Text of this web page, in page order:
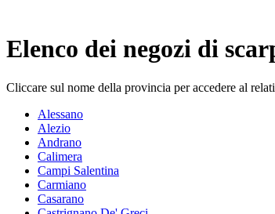
Elenco dei negozi di
Cliccare sul nome della provincia per accedere al
Alessano
Alezio
Andrano
Calimera
Campi Salentina
Carmiano
Casarano